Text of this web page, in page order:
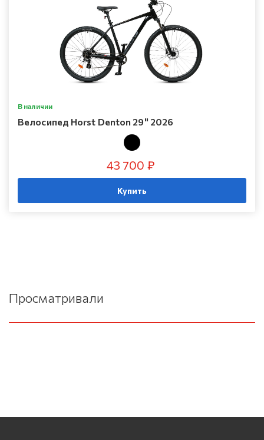
В наличии
Велосипед Horst Denton 29" 2026
43 700 ₽
Купить
Просматривали